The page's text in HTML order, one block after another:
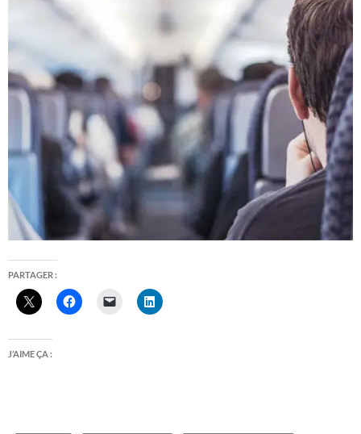
PARTAGER :
J’AIME ÇA :